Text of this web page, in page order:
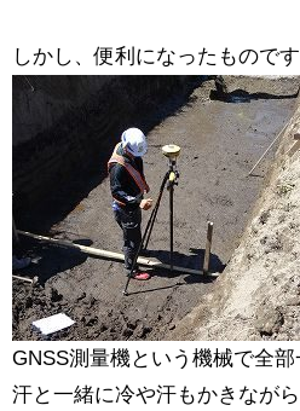
しかし、便利になったものです
GNSS測量機という機械で全部
汗と一緒に冷や汗もかきなが